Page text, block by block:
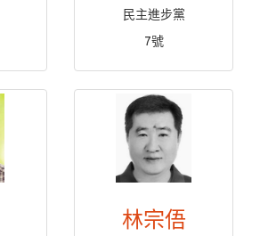
民主進步黨
7號
林宗俉